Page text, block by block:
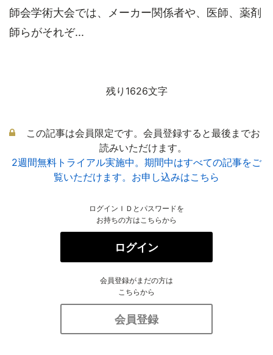
師会学術大会では、メーカー関係者や、医師、薬剤
師らがそれぞ...
残り1626文字
この記事は会員限定です。会員登録すると最後までお
読みいただけます。
2週間無料トライアル実施中。期間中はすべての記事をご
覧いただけます。お申し込みはこちら
ログインＩＤとパスワードを
お持ちの方はこちらから
ログイン
会員登録がまだの方は
こちらから
会員登録